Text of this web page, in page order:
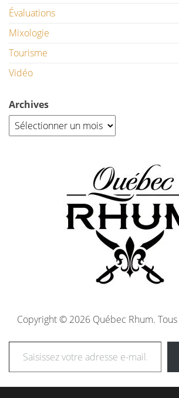
Évaluations
Mixologie
Tourisme
Vidéo
Archives
Copyright © 2026 Québec Rhum.